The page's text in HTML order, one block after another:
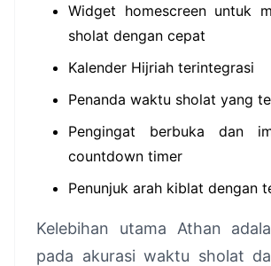
Widget homescreen untuk
sholat dengan cepat
Kalender Hijriah terintegrasi
Penanda waktu sholat yang
Pengingat berbuka dan
countdown timer
Penunjuk arah kiblat dengan
Kelebihan utama Athan
pada akurasi waktu sholat